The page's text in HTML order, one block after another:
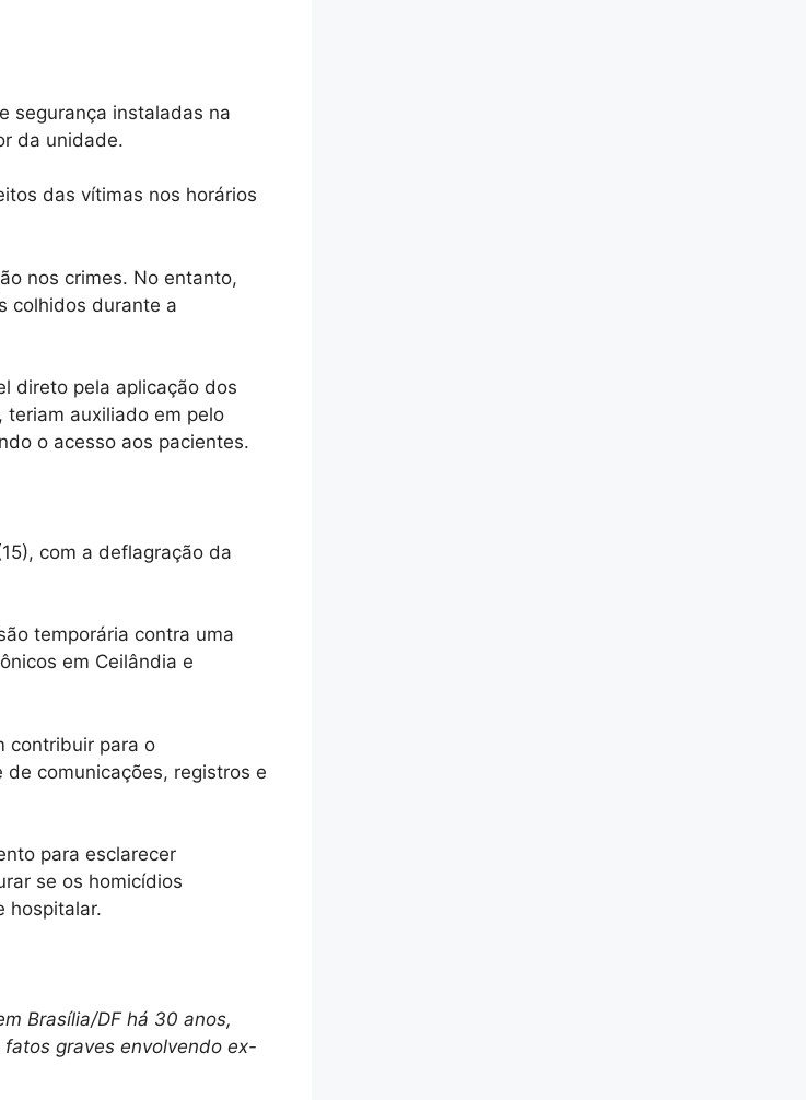
segurança instaladas na
da unidade.
das vítimas nos horários
nos crimes. No entanto,
colhidos durante a
direto pela aplicação dos
teriam auxiliado em pelo
o acesso aos pacientes.
com a deflagração da
temporária contra uma
em Ceilândia e
contribuir para o
comunicações, registros e
para esclarecer
se os homicídios
hospitalar.
Brasília/DF há 30 anos,
graves envolvendo ex-